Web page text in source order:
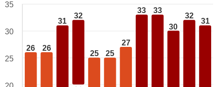
26 26
31
32
25 25
27
33 33
30
32
31
35
30
25